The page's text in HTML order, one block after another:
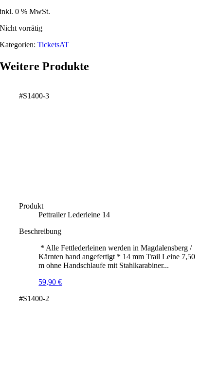
inkl. 0 % MwSt.
Nicht vorrätig
Kategorien:TicketsAT
Weitere Produkte
#S1400-3
Produkt
Pettrailer Lederleine 14
Beschreibung
* Alle Fettlederleinen werden in Magdalensberg /
Kärnten hand angefertigt * 14 mm Trail Leine 7,50
m ohne Handschlaufe mit Stahlkarabiner...
59,90€
#S1400-2